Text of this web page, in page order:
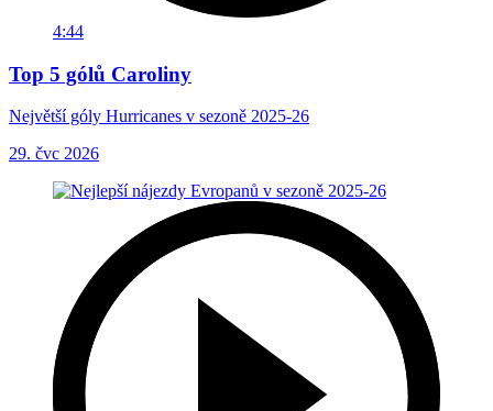
4:44
Top 5 gólů Caroliny
Největší góly Hurricanes v sezoně 2025-26
29. čvc 2026